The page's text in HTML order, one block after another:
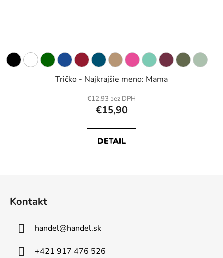
Tričko - Najkrajšie meno: Mama
€12,93 bez DPH
€15,90
DETAIL
Kontakt
handel@handel.sk
+421 917 476 526